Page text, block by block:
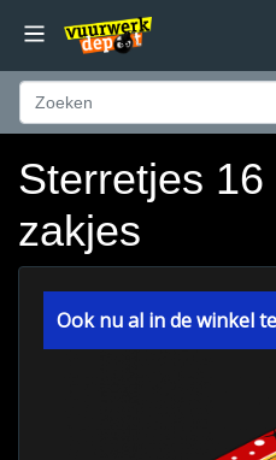
Sterretjes 16
zakjes
Ook nu al in de winkel